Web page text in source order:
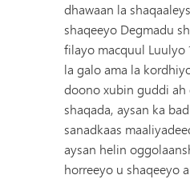
dhawaan la
shaqeeyo Degmadu
filayo macquul Luulyo
la galo ama la
doono xubin guddi ah
shaqada, aysan ka
sanadkaas
aysan helin
horreeyo u shaqeeyo